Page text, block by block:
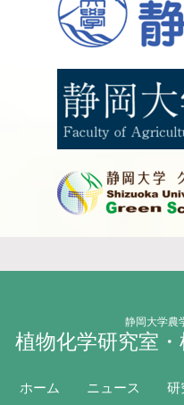
静岡大学農
植物化学研究室
ホーム ニュース 研